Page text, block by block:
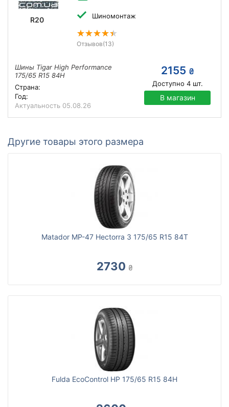
R20 Шиномонтаж
Отзывов(13)
Шины Tigar High Performance
175/65 R15 84H
Страна:
Год:
Актуальность 05.08.26
2155 ₴
Доступно 4шт.
В магазин
Другие товары этого размера
Matador MP-47 Hectorra 3 175/65 R15 84T
2730 ₴
Fulda EcoControl HP 175/65 R15 84H